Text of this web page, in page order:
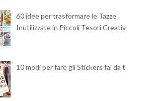
60 idee per trasformare le Tazze
Inutilizzate in Piccoli Tesori Creativi
10 modi per fare gli Stickers fai da te